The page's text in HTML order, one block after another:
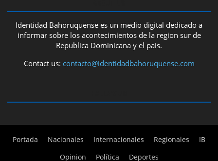
Identidad Bahoruquense es un medio digital dedicado a
informar sobre los acontecimientos de la region sur de
Republica Dominicana y el pais.
Contact us: contacto@identidadbahoruquense.com
Portada Nacionales Internacionales Regionales
IB
Opinion
Política Deportes